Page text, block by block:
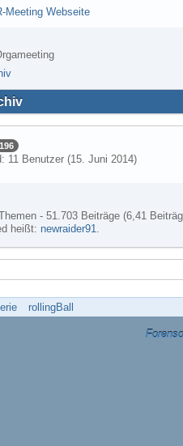
Meeting Webseite
196
11 Benutzer (15. Juni 2014)
- 51.703 Beiträge (6,41
heißt: newraider91.
rollingBall